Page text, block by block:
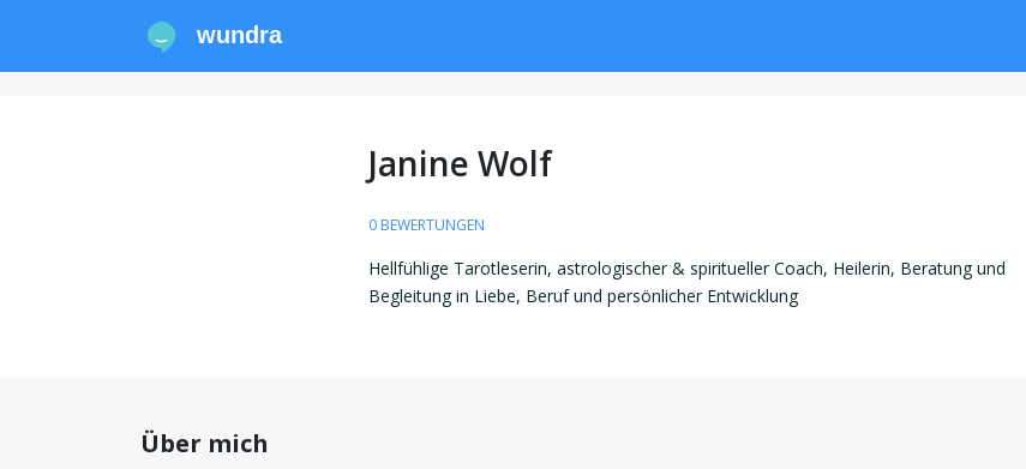
wundra
Janine Wolf
0 BEWERTUNGEN
Hellfühlige Tarotleserin, astrologischer & spiritueller Coach, Heilerin, Beratung und
Begleitung in Liebe, Beruf und persönlicher Entwicklung
Über mich